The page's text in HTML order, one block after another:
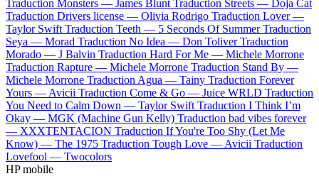
Traduction Monsters — James Blunt Traduction Streets — Doja Cat
Traduction Drivers license — Olivia Rodrigo Traduction Lover —
Taylor Swift Traduction Teeth — 5 Seconds Of Summer Traduction
Seya — Morad Traduction No Idea — Don Toliver Traduction
Morado — J Balvin Traduction Hard For Me — Michele Morrone
Traduction Rapture — Michele Morrone Traduction Stand By —
Michele Morrone Traduction Agua — Tainy Traduction Forever
Yours — Avicii Traduction Come & Go — Juice WRLD Traduction
You Need to Calm Down — Taylor Swift Traduction I Think I’m
Okay — MGK (Machine Gun Kelly) Traduction bad vibes forever
— XXXTENTACION Traduction If You're Too Shy (Let Me
Know) — The 1975 Traduction Tough Love — Avicii Traduction
Lovefool — Twocolors
HP mobile